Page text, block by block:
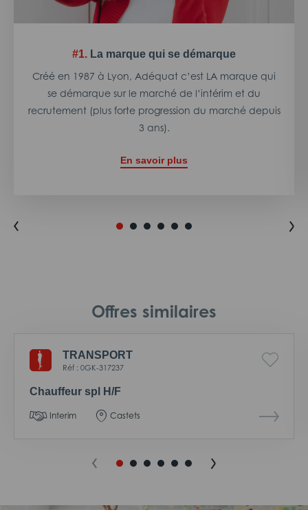
#1. La marque qui se démarque
Créé en 1987 à Lyon, Adéquat c’est LA marque qui
se démarque sur le marché de l’intérim et du
recrutement (plus forte progression du marché depuis
3 ans).
En savoir plus
Offres similaires
TRANSPORT
Réf : 0GK-317237
Chauffeur spl H/F
Interim Castets